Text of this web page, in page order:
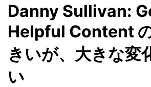
Danny Sullivan:
Helpful Content
きいが、大きな変
い